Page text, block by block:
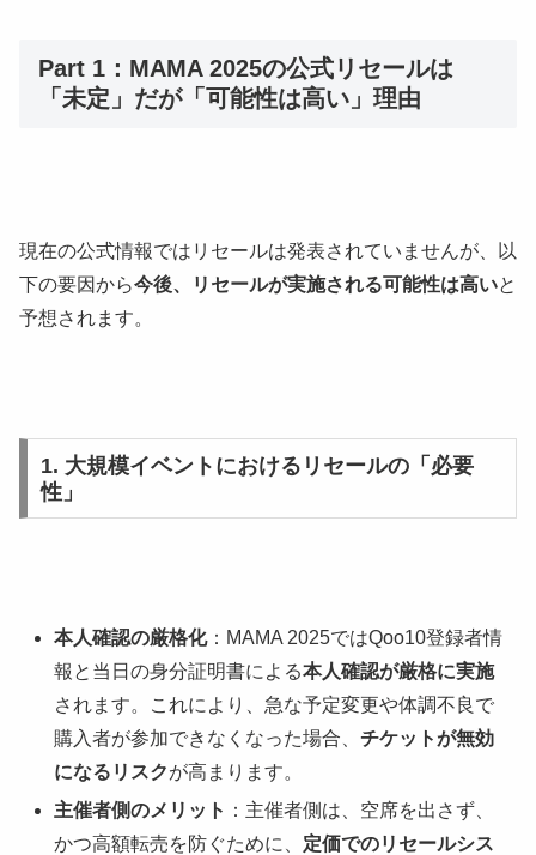
Part 1：MAMA 2025の公式リセールは
「未定」だが「可能性は高い」理由
現在の公式情報ではリセールは発表されていませんが、以
下の要因から今後、リセールが実施される可能性は高いと
予想されます。
1. 大規模イベントにおけるリセールの「必要
性」
本人確認の厳格化：MAMA 2025ではQoo10登録者情
報と当日の身分証明書による本人確認が厳格に実施
されます。これにより、急な予定変更や体調不良で
購入者が参加できなくなった場合、チケットが無効
になるリスクが高まります。
主催者側のメリット ：主催者側は、空席を出さず、
かつ高額転売を防ぐために、 定価でのリセールシス